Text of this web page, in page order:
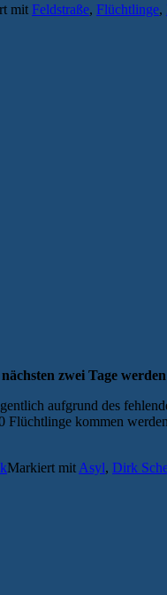
mit Feldstraße, Flüchtlinge,
zwei Tage
aufgrund des
kommen
Markiert mit Asyl, Dirk